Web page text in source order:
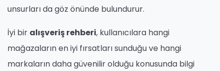
unsurları da göz önünde bulundurur.
İyi bir alışveriş rehberi, kullanıcılara hangi
mağazaların en iyi fırsatları sunduğu ve hangi
markaların daha güvenilir olduğu konusunda bilgi